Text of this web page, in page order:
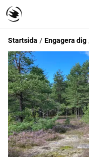
Startsida Engagera dig